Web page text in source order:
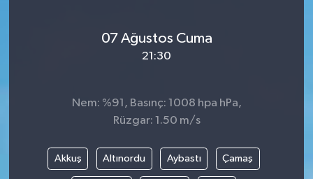
07 Ağustos Cuma
21:30
Nem: %91, Basınç: 1008 hpa hPa,
Rüzgar: 1.50 m/s
Akkuş Altınordu Aybastı Çamaş